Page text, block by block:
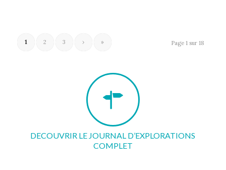
Page 1 sur 18
1 2 3 › »
DECOUVRIR LE JOURNAL D’EXPLORATIONS
COMPLET